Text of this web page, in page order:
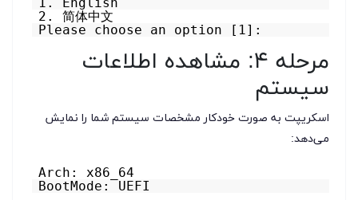
2. 简体中文
Please choose an option [1]:
مرحله ۴: مشاهده اطلاعات
سیستم
اسکریپت به صورت خودکار مشخصات سیستم شما را نمایش
می‌دهد:
Arch: x86_64
BootMode: UEFI